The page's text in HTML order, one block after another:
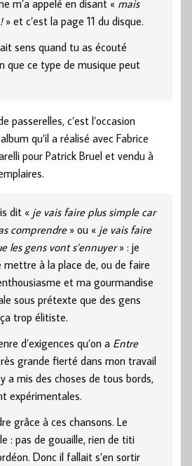
m’a appelé en disant « mais
» et c’est la page 11 du disque.
sens quand tu as écouté
que ce type de musique peut
passerelles, c’est l’occasion
qu’il a réalisé avec Fabrice
pour Patrick Bruel et vendu à
dit « je vais faire plus simple car
comprendre» ou « je vais faire
les gens vont s’ennuyer» : je
mettre à la place de, ou de faire
et ma gourmandise
sous prétexte que des gens
trop élitiste.
d’exigences qu’on a Entre
grande fierté dans mon travail
a mis des choses de tous bords,
expérimentales.
grâce à ces chansons. Le
: pas de gouaille, rien de titi
Donc il fallait s’en sortir